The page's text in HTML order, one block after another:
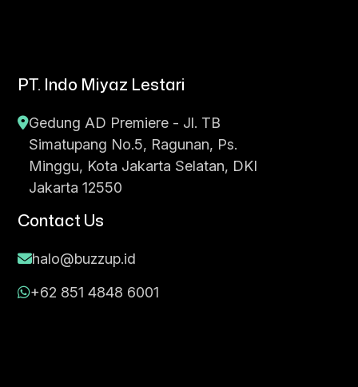
PT. Indo Miyaz Lestari
Gedung AD Premiere - Jl. TB
Simatupang No.5, Ragunan, Ps.
Minggu, Kota Jakarta Selatan, DKI
Jakarta 12550
Contact Us
halo@buzzup.id
+62 851 4848 6001